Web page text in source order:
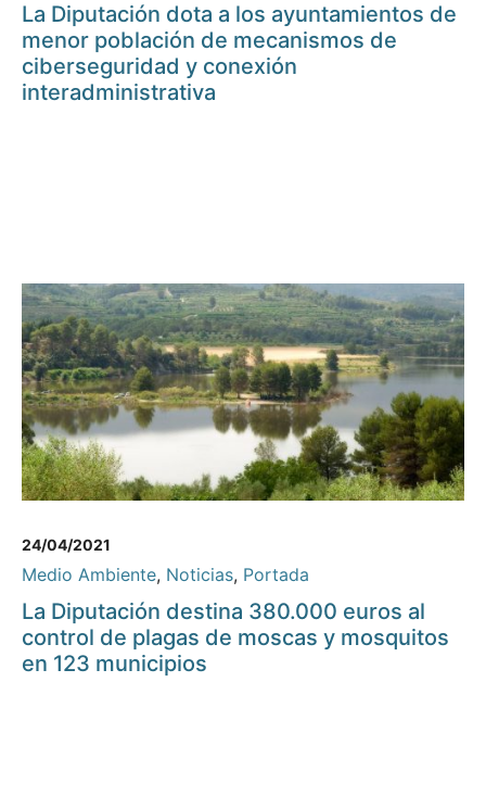
La Diputación dota a los ayuntamientos de
menor población de mecanismos de
ciberseguridad y conexión
interadministrativa
24/04/2021
Medio Ambiente, Noticias, Portada
La Diputación destina 380.000 euros al
control de plagas de moscas y mosquitos
en 123 municipios